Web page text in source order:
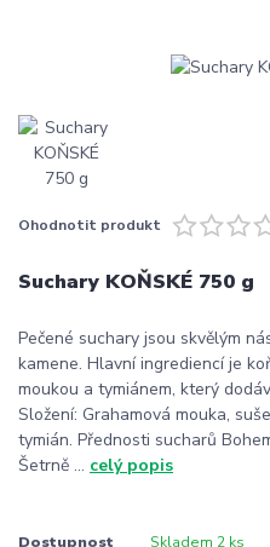
Ohodnotit produkt
Suchary KOŇSKÉ 750 g
Pečené suchary jsou skvělým
kamene. Hlavní ingrediencí je
moukou a tymiánem, který
Složení: Grahamová mouka,
tymián. Přednosti sucharů
Šetrně ... celý popis
Dostupnost Skladem 2 ks